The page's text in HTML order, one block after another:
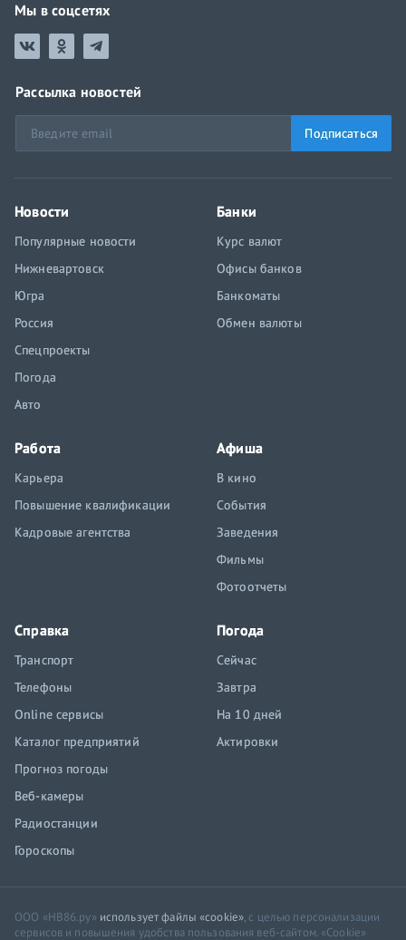
Мы в соцсетях
Рассылка новостей
Подписаться
Новости
Популярные новости
Нижневартовск
Югра
Россия
Спецпроекты
Погода
Авто
Банки
Курс валют
Офисы банков
Банкоматы
Обмен валюты
Работа
Карьера
Повышение квалификации
Кадровые агентства
Афиша
В кино
События
Заведения
Фильмы
Фотоотчеты
Справка
Транспорт
Телефоны
Online сервисы
Каталог предприятий
Прогноз погоды
Веб-камеры
Радиостанции
Гороскопы
Погода
Сейчас
Завтра
На 10 дней
Актировки
ООО «НВ86.ру» использует файлы «cookie», с целью персонализации
сервисов и повышения удобства пользования веб-сайтом. «Cookie»